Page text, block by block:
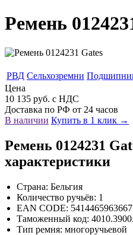
Ремень
РВД Сельхозремни
Цена
10 135 руб. с НДС
Доставка по РФ от 24 часов
В наличии Купить в 1 клик →
Ремень 0124231
характеристики
Страна: Бельгия
Количество ручьёв: 1
EAN CODE: 5414465963667
Таможенный код:
Тип ремня: многоручьевой